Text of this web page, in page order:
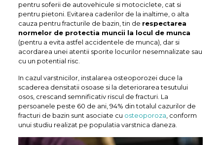
pentru soferii de autovehicule si motociclete, cat si
pentru pietoni. Evitarea caderilor de la inaltime, o alta
cauza pentru fracturile de bazin, tin de respectarea
normelor de protectia muncii la locul de munca
(pentru a evita astfel accidentele de munca), dar si
acordarea unei atentii sporite locurilor nesemnalizate sau
cu un potential risc.
In cazul varstnicilor, instalarea osteoporozei duce la
scaderea densitatii osoase si la deteriorarea tesutului
osos, crescand semnificativ riscul de fracturi. La
persoanele peste 60 de ani, 94% din totalul cazurilor de
fracturi de bazin sunt asociate cu osteoporoza , conform
unui studiu realizat pe populatia varstnica daneza.